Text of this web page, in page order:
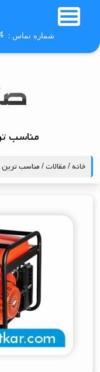
شماره تماس :
مناسب‌
خانه/مقالات/ مناسب‌ ترین